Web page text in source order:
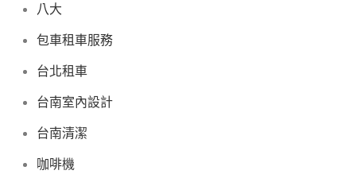
八大
包車租車服務
台北租車
台南室內設計
台南清潔
咖啡機